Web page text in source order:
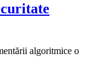
algoritmice o